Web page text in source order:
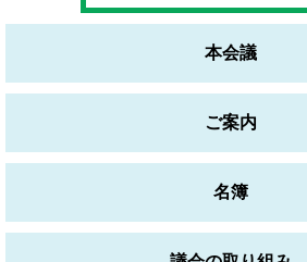
本会議
ご案内
名簿